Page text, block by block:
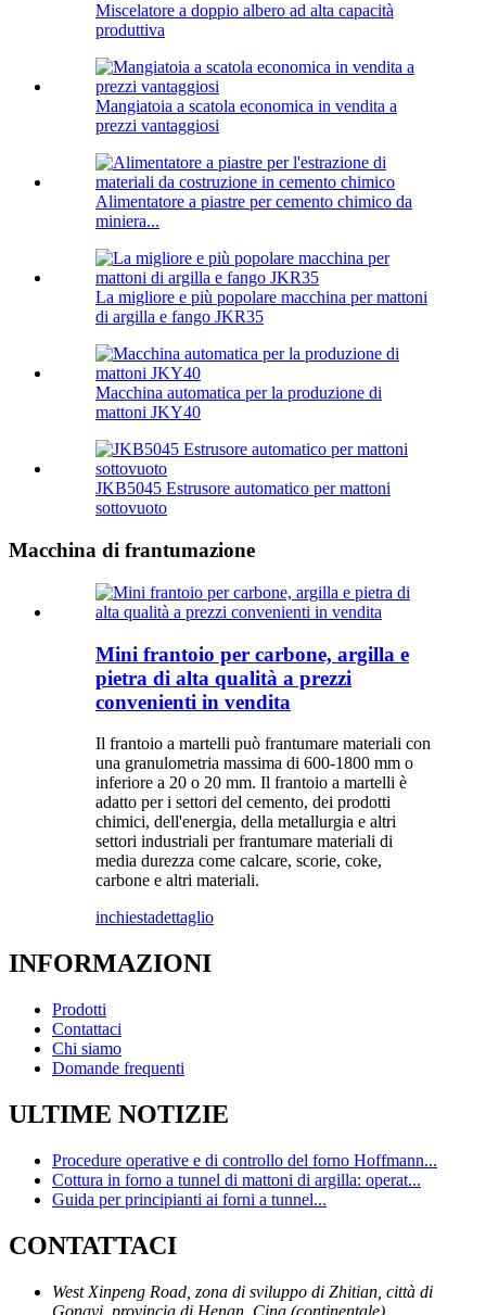
Miscelatore a doppio albero ad alta capacità
produttiva
Mangiatoia a scatola economica in vendita a
prezzi vantaggiosi
Alimentatore a piastre per cemento chimico da
miniera...
La migliore e più popolare macchina per mattoni
di argilla e fango JKR35
Macchina automatica per la produzione di
mattoni JKY40
JKB5045 Estrusore automatico per mattoni
sottovuoto
Macchina di frantumazione
Mini frantoio per carbone, argilla e
pietra di alta qualità a prezzi
convenienti in vendita
Il frantoio a martelli può frantumare materiali con
una granulometria massima di 600-1800 mm o
inferiore a 20 o 20 mm. Il frantoio a martelli è
adatto per i settori del cemento, dei prodotti
chimici, dell'energia, della metallurgia e altri
settori industriali per frantumare materiali di
media durezza come calcare, scorie, coke,
carbone e altri materiali.
inchiestadettaglio
INFORMAZIONI
Prodotti
Contattaci
Chi siamo
Domande frequenti
ULTIME NOTIZIE
Procedure operative e di controllo del forno Hoffmann...
Cottura in forno a tunnel di mattoni di argilla: operat...
Guida per principianti ai forni a tunnel...
CONTATTACI
West Xinpeng Road, zona di sviluppo di Zhitian, città di
Gongyi, provincia di Henan, Cina (continentale)